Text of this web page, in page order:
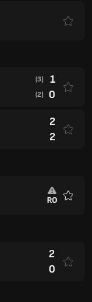
(3) 1
(2) 0
2
2
RO
2
0